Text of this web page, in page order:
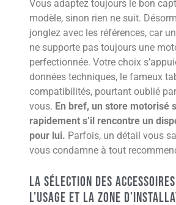
Vous adaptez toujours le bon
modèle, sinon rien ne suit.
jonglez avec les références, car
ne supporte pas toujours une
perfectionnée. Votre choix
données techniques, le fameux
compatibilités, pourtant oublié
vous. En bref, un store motorisé
rapidement s’il rencontre un
pour lui. Parfois, un détail vous
vous condamne à tout
La sélection des
l’usage et la zone